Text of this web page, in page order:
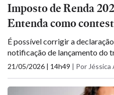
Imposto de Renda
Entenda como
É possível corrigir a
notificação de lançamento do
21/05/2026 | 14h49 | Por Jéssica